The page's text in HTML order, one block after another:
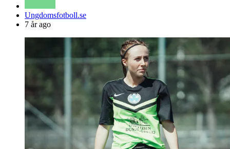
Posted
by
Ungdomsfotboll.se
7 år ago